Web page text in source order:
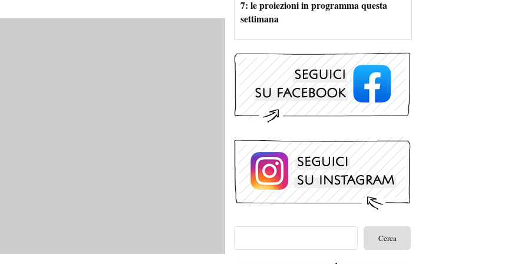
7: le proiezioni in programma questa
settimana